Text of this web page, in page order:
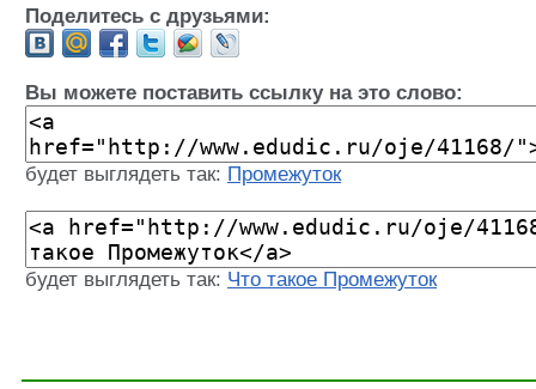
Поделитесь с друзьями:
Вы можете поставить ссылку на это слово:
будет выглядеть так: Промежуток
будет выглядеть так: Что такое Промежуток